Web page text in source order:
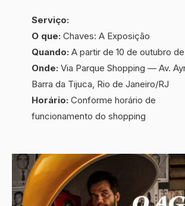
Serviço:
O que: Chaves: A Exposição
Quando: A partir de 10 de outubro
Onde: Via Parque Shopping — Av.
Barra da Tijuca, Rio de Janeiro/RJ
Horário: Conforme horário de
funcionamento do shopping